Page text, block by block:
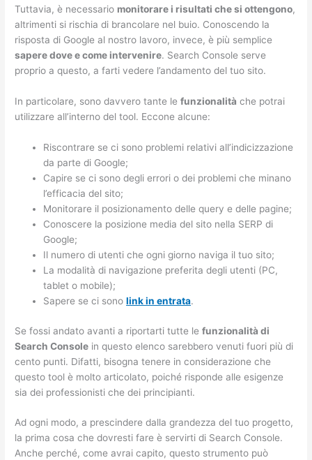
Tuttavia, è necessario monitorare i risultati che si ottengono,
altrimenti si rischia di brancolare nel buio. Conoscendo la
risposta di Google al nostro lavoro, invece, è più semplice
sapere dove e come intervenire. Search Console serve
proprio a questo, a farti vedere l’andamento del tuo sito.
In particolare, sono davvero tante lefunzionalità che potrai
utilizzare all’interno del tool. Eccone alcune:
Riscontrare se ci sono problemi relativi all’indicizzazione
da parte di Google;
Capire se ci sono degli errori o dei problemi che minano
l’efficacia del sito;
Monitorare il posizionamento delle query e delle pagine;
Conoscere la posizione media del sito nella SERP di
Google;
Il numero di utenti che ogni giorno naviga il tuo sito;
La modalità di navigazione preferita degli utenti (PC,
tablet o mobile);
Sapere se ci sonolink in entrata.
Se fossi andato avanti a riportarti tutte lefunzionalità di
Search Console in questo elenco sarebbero venuti fuori più di
cento punti. Difatti, bisogna tenere in considerazione che
questo tool è molto articolato, poiché risponde alle esigenze
sia dei professionisti che dei principianti.
Ad ogni modo, a prescindere dalla grandezza del tuo progetto,
la prima cosa che dovresti fare è servirti di Search Console.
Anche perché, come avrai capito, questo strumento può